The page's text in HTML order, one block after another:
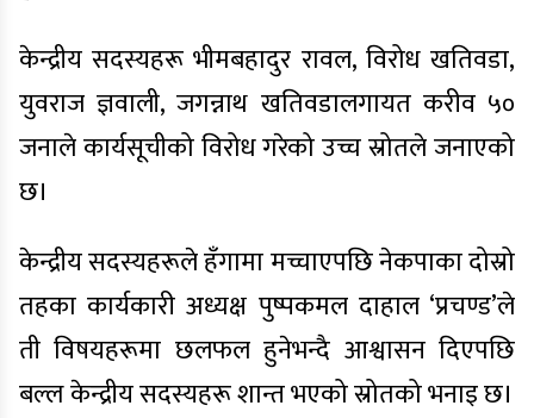
केन्द्रीय सदस्यहरू भीमबहादुर रावल, विरोध खतिवडा,
युवराज ज्ञवाली, जगन्नाथ खतिवडालगायत करीव ५०
जनाले कार्यसूचीको विरोध गरेको उच्च स्रोतले जनाएको
छ।
केन्द्रीय सदस्यहरूले हँगामा मच्चाएपछि नेकपाका दोस्रो
तहका कार्यकारी अध्यक्ष पुष्पकमल दाहाल ‘प्रचण्ड’ले
ती विषयहरूमा छलफल हुनेभन्दै आश्वासन दिएपछि
बल्ल केन्द्रीय सदस्यहरू शान्त भएको स्रोतको भनाइ छ।